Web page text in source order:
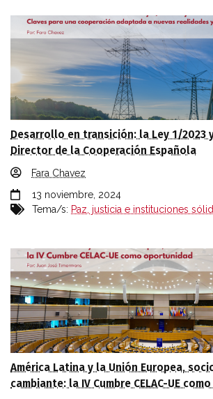
Desarrollo en transición: la Ley 1/2023
Director de la Cooperación Española
Fara Chavez
13 noviembre, 2024
Tema/s: Paz, justicia e instituciones
América Latina y la Unión Europea,
cambiante: la IV Cumbre CELAC-UE